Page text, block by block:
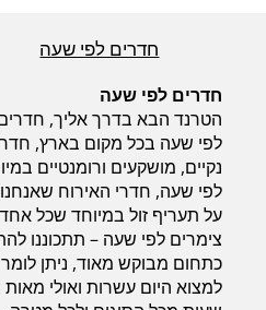
חדרים לפי שעה
חדרים לפי שעה
הטרנד הבא בדרך אליך,
לפי שעה בכל מקום בארץ,
נקיים, מושקעים ורומנטיים
לפי שעה, חדרי האירוח
על תעריף זול במיוחד שכל
צימרים לפי שעה – תתכוננו
כתחום מבוקש מאוד, ניתן
למצוא היום עשרות ואולי מאות